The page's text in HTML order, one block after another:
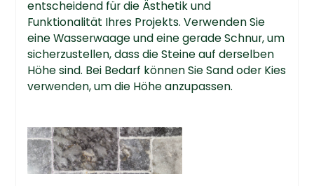
entscheidend für die Ästhetik und
Funktionalität Ihres Projekts. Verwenden Sie
eine Wasserwaage und eine gerade Schnur, um
sicherzustellen, dass die Steine auf derselben
Höhe sind. Bei Bedarf können Sie Sand oder Kies
verwenden, um die Höhe anzupassen.